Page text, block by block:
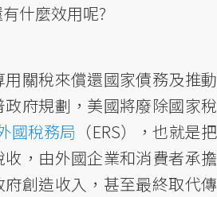
什麼效用呢?
關稅來償還國家債務及推動
府規劃，美國將廢除國家稅
國稅務局 （ERS），也就是把
，由外國企業和消費者承擔
創造收入，甚至最終取代傳